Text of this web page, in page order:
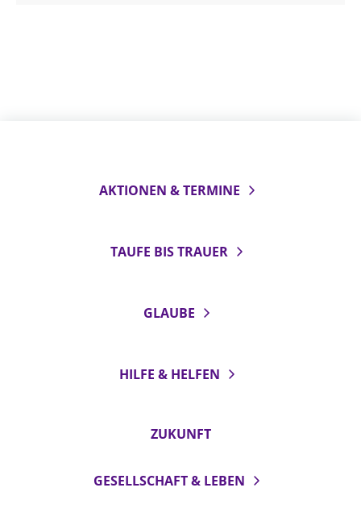
AKTIONEN & TERMINE
TAUFE BIS TRAUER
GLAUBE
HILFE & HELFEN
ZUKUNFT
GESELLSCHAFT & LEBEN